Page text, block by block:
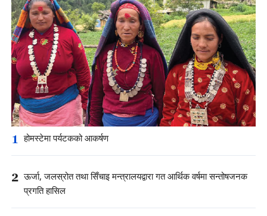
1 होमस्टेमा पर्यटकको आकर्षण
2 ऊर्जा, जलस्रोत तथा सिँचाइ मन्त्रालयद्वारा गत आर्थिक वर्षमा सन्तोषजनक
प्रगति हासिल